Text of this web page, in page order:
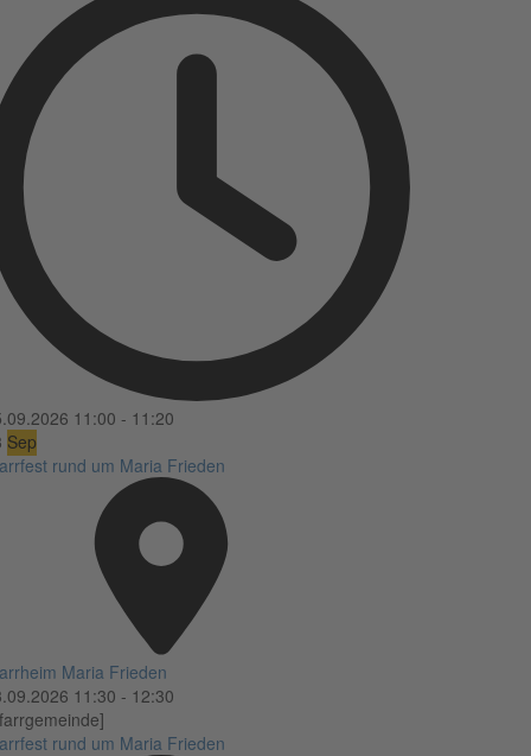
11:00 - 11:20
Sep
rund um Maria Frieden
Maria Frieden
11:30 - 12:30
rund um Maria Frieden